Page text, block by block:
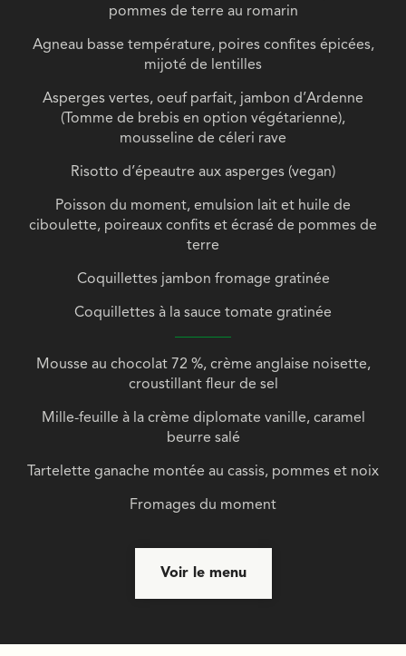
pommes de terre au romarin
Agneau basse température, poires confites épicées,
mijoté de lentilles
Asperges vertes, oeuf parfait, jambon d’Ardenne
(Tomme de brebis en option végétarienne),
mousseline de céleri rave
Risotto d’épeautre aux asperges (vegan)
Poisson du moment, emulsion lait et huile de
ciboulette, poireaux confits et écrasé de pommes de
terre
Coquillettes jambon fromage gratinée
Coquillettes à la sauce tomate gratinée
Mousse au chocolat 72 %, crème anglaise noisette,
croustillant fleur de sel
Mille-feuille à la crème diplomate vanille, caramel
beurre salé
Tartelette ganache montée au cassis, pommes et noix
Fromages du moment
Voir le menu